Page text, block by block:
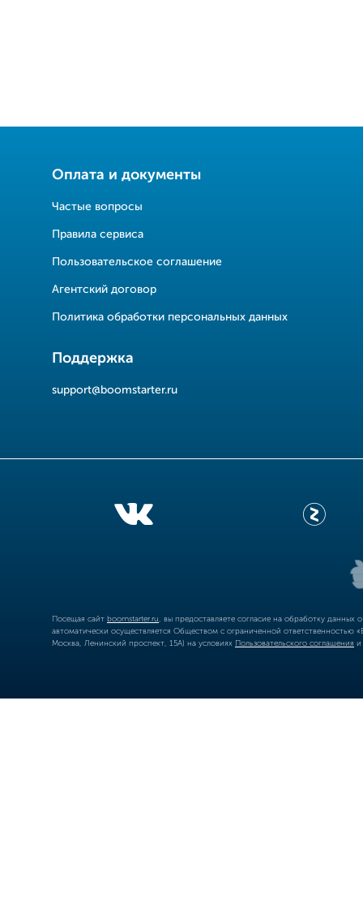
Оплата и документы
Частые вопросы
Правила сервиса
Пользовательское соглашение
Агентский договор
Политика обработки персональных данных
Поддержка
support@boomstarter.ru
Посещая сайт boomstarter.ru , вы предоставляете согласие на обработку
автоматически осуществляется Обществом с ограниченной
Москва, Ленинский проспект, 15А) на условиях Пользовательского соглашения и